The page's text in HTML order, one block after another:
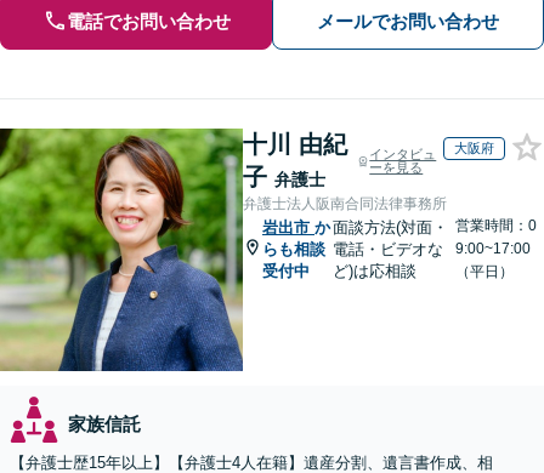
電話でお問い合わせ メールでお問い合わせ
十川 由紀
子 弁護士
インタビュ
ーを見る
大阪府
弁護士法人阪南合同法律事務所
岩出市 か
らも相談
受付中
面談方法(対面・
電話・ビデオな
ど)は応相談
営業時間：0
9:00~17:00
（平日）
家族信託
【弁護士歴15年以上】【弁護士4人在籍】遺産分割、遺言書作成、相